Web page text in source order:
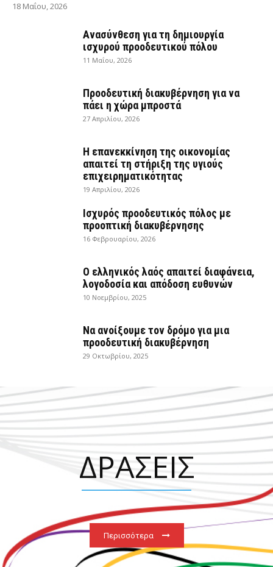
18 Μαΐου, 2026
Ανασύνθεση για τη δημιουργία
ισχυρού προοδευτικού πόλου
11 Μαΐου, 2026
Προοδευτική διακυβέρνηση για να
πάει η χώρα μπροστά
27 Απριλίου, 2026
Η επανεκκίνηση της οικονομίας
απαιτεί τη στήριξη της υγιούς
επιχειρηματικότητας
19 Απριλίου, 2026
Ισχυρός προοδευτικός πόλος με
προοπτική διακυβέρνησης
16 Φεβρουαρίου, 2026
Ο ελληνικός λαός απαιτεί διαφάνεια,
λογοδοσία και απόδοση ευθυνών
10 Νοεμβρίου, 2025
Να ανοίξουμε τον δρόμο για μια
προοδευτική διακυβέρνηση
29 Οκτωβρίου, 2025
ΔΡΑΣΕΙΣ
Περισσότερα